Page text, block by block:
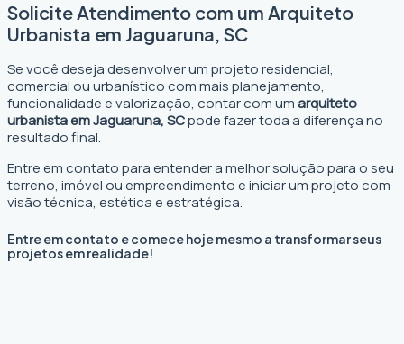
Solicite Atendimento com um Arquiteto
Urbanista em Jaguaruna, SC
Se você deseja desenvolver um projeto residencial,
comercial ou urbanístico com mais planejamento,
funcionalidade e valorização, contar com umarquiteto
urbanista em Jaguaruna, SCpode fazer toda a diferença no
resultado final.
Entre em contato para entender a melhor solução para o seu
terreno, imóvel ou empreendimento e iniciar um projeto com
visão técnica, estética e estratégica.
Entre em contato e comece hoje mesmo a transformar seus
projetos em realidade!